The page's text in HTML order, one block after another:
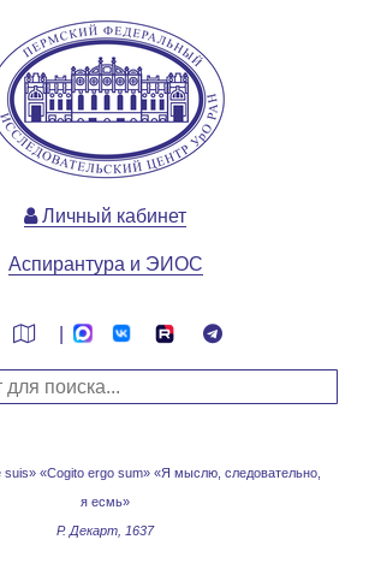
suis» «Cogito ergo sum» «Я мыслю, следовательно,
я есмь»
Р. Декарт, 1637
Личный кабинет
Аспирантура и ЭИОС